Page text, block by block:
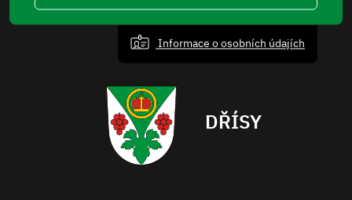
Informace o osobních údajích
DŘÍSY